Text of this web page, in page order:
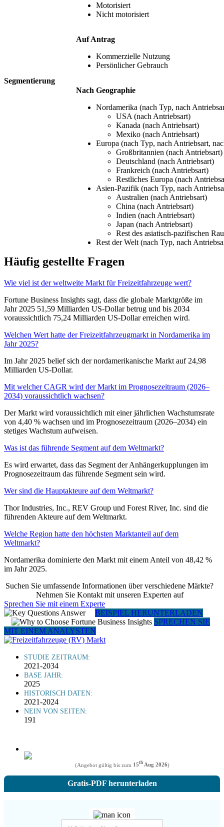
Segmentierung
Motorisiert
Nicht motorisiert
Auf Antrag
Kommerzielle Nutzung
Persönlicher Gebrauch
Nach Geographie
Nordamerika (nach Typ, nach
USA (nach Antriebsart)
Kanada (nach Antriebsart)
Mexiko (nach Antriebsart)
Europa (nach Typ, nach Antriebsart,
Großbritannien (nach Antriebsart)
Deutschland (nach Antriebsart)
Frankreich (nach Antriebsart)
Restliches Europa (nach
Asien-Pazifik (nach Typ, nach
Australien (nach Antriebsart)
China (nach Antriebsart)
Indien (nach Antriebsart)
Japan (nach Antriebsart)
Rest des asiatisch-pazifischen
Rest der Welt (nach Typ, nach
Häufig gestellte Fragen
Wie viel ist der weltweite Markt für Freizeitfahrzeuge wert?
Fortune Business Insights sagt, dass die globale Marktgröße im
Jahr 2025 51,59 Milliarden US-Dollar betrug und bis 2034
voraussichtlich 75,24 Milliarden US-Dollar erreichen wird.
Welchen Wert hatte der Freizeitfahrzeugmarkt in Nordamerika im
Jahr 2025?
Im Jahr 2025 belief sich der nordamerikanische Markt auf 24,98
Milliarden US-Dollar.
Mit welcher CAGR wird der Markt im Prognosezeitraum (2026–
2034) voraussichtlich wachsen?
Der Markt wird voraussichtlich mit einer jährlichen Wachstumsrate
von 4,40 % wachsen und im Prognosezeitraum (2026–2034) ein
stetiges Wachstum aufweisen.
Was ist das führende Segment auf dem Weltmarkt?
Es wird erwartet, dass das Segment der Anhängerkupplungen im
Prognosezeitraum das führende Segment sein wird.
Wer sind die Hauptakteure auf dem Weltmarkt?
Thor Industries, Inc., REV Group und Forest River, Inc. sind die
führenden Akteure auf dem Weltmarkt.
Welche Region hatte den höchsten Marktanteil auf dem
Weltmarkt?
Nordamerika dominierte den Markt mit einem Anteil von 48,42 %
im Jahr 2025.
Suchen Sie umfassende Informationen über verschiedene Märkte?
Nehmen Sie Kontakt mit unseren Experten auf
Sprechen Sie mit einem Experte
BEISPIEL HERUNTERLADEN
SPRECHEN SIE
MIT EINEM ANALYSTEN
STUDIE ZEITRAUM:
2021-2034
BASE JAHR:
2025
HISTORISCH DATEN:
2021-2024
NEIN VON SEITEN:
191
(Angebot gültig bis zum 15thAug 2026)
Gratis-PDF herunterladen